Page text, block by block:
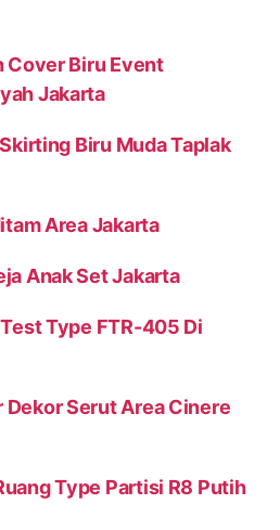
Cover Biru Event
Jakarta
Biru Muda Taplak
Area Jakarta
Anak Set Jakarta
Type FTR-405 Di
Dekor Serut Area Cinere
Type Partisi R8 Putih